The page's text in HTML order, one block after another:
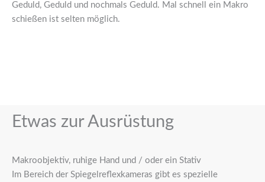
Geduld, Geduld und nochmals Geduld. Mal schnell ein Makro
schießen ist selten möglich.
Etwas zur Ausrüstung
Makroobjektiv, ruhige Hand und / oder ein Stativ
Im Bereich der Spiegelreflexkameras gibt es spezielle